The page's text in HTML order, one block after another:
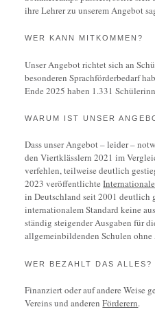
ihre Lehrer zu unserem Angebot
WER KANN MITKOMMEN?
Unser Angebot richtet sich an
besonderen Sprachförderbedarf
Ende 2025 haben 1.331
WARUM IST UNSER
Dass unser Angebot – leider –
den Viertklässlern 2021 im
verfehlen, teilweise deutlich
2023 veröffentlichte
in Deutschland seit 2001 deutlich
internationalem Standard keine
ständig steigender Ausgaben für
allgemeinbildenden Schulen
WER BEZAHLT DAS ALLES?
Finanziert oder auf andere Weise
Vereins und anderenFörderern.